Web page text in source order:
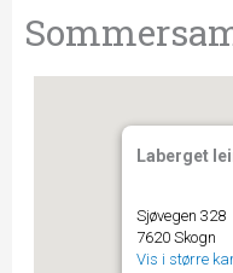
Laberget
Sjøvegen 328
7620 Skogn
Vis i større